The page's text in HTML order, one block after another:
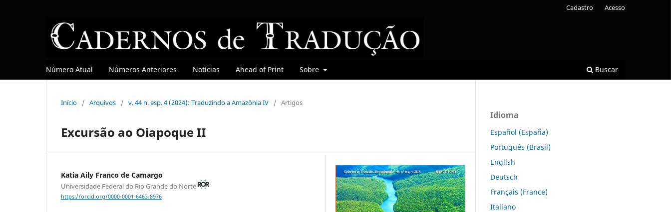
Número Atual Números Anteriores Notícias Ahead of Print Sobre Buscar
Cadastro Acesso
Início / Arquivos / v. 44 n. esp. 4 (2024): Traduzindo a Amazônia IV / Artigos
Excursão ao Oiapoque II
Katia Aily Franco de Camargo
Universidade Federal do Rio Grande do Norte
https://orcid.org/0000-0001-6463-8976
Idioma
Español (España)
Português (Brasil)
English
Deutsch
Français (France)
Italiano